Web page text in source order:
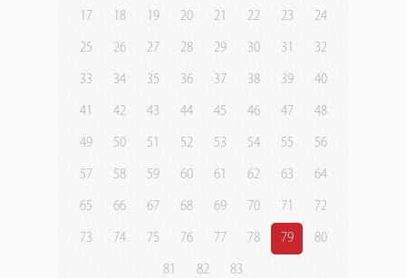
17 18 19 20 21 22 23 24
25 26 27 28 29 30 31 32
33 34 35 36 37 38 39 40
41 42 43 44 45 46 47 48
49 50 51 52 53 54 55 56
57 58 59 60 61 62 63 64
65 66 67 68 69 70 71 72
73 74 75 76 77 78 79 80
81 82 83